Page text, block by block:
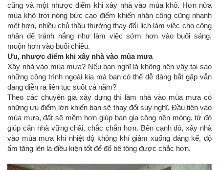
cũng và một nhược điểm khi xây nhà vào mùa khô. Hơn nữa
mùa khô trời nóng bức cao điểm khiến nhân công cũng nhanh
mệt hơn, nhiều chủ thầu thường thay đổi lịch làm việc cho công
nhân để tránh nắng như làm việc sớm hơn vào buổi sáng,
muộn hơn vào buổi chiều.
Ưu, nhược điểm khi xây nhà vào mùa mưa
Xây nhà vào mùa mưa? Nếu bạn nghĩ là không nên vậy tại sao
những công trình ngoài kia mà bạn có thể dễ dàng bắt gặp vẫn
đang diễn ra liên tục suốt cả năm?
Theo các chuyên gia xây dựng thì làm nhà vào mùa mưa có
những ưu điểm lớn khiến bạn sẽ thay đổi suy nghĩ. Đầu tiên vào
mùa mưa, đất sẽ mềm hơn giúp bạn gia công nền móng, từ đó
giúp căn nhà vững chãi, chắc chắn hơn. Bên cạnh đó, xây nhà
vào mùa mưa khi nhiệt độ không khí giảm xuống đáng kể, độ
ẩm tăng lên là điều kiện tốt để đổ bê tông được chắc hơn.